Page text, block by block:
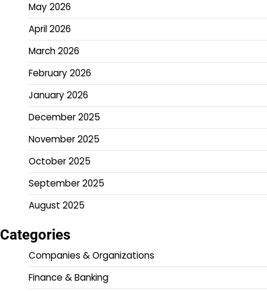
May 2026
April 2026
March 2026
February 2026
January 2026
December 2025
November 2025
October 2025
September 2025
August 2025
Categories
Companies & Organizations
Finance & Banking